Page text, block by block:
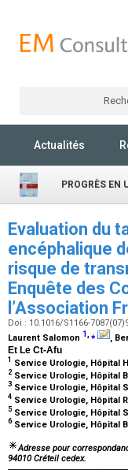
Actualités
PROGRÈS EN
Evaluation du
encéphalique
risque de
Enquête des
l’Association
Doi : 10.1016/S1166-
Laurent Salomon 1,⁎ ,
Et Le Ct-Afu
1 Service Urologie, Hôpital
2 Service Urologie, Hôpital
3 Service Urologie, Hôpital
4 Service Urologie, Hôpital
5 Service Urologie, Hôpital
6Service Urologie, Hôpital
Adresse pour
94010 Créteil cedex.